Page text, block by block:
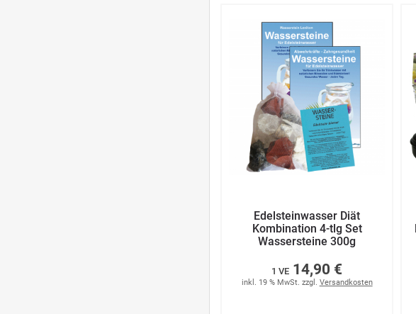
Edelsteinwasser Diät
Kombination 4-tlg Set
Wassersteine 300g
1 VE 14,90 €
inkl. 19 % MwSt. zzgl. Versandkosten